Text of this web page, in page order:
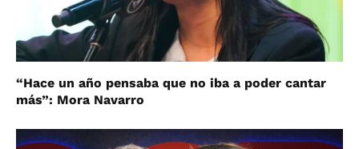
“Hace un año pensaba que no iba a poder cantar
más”: Mora Navarro